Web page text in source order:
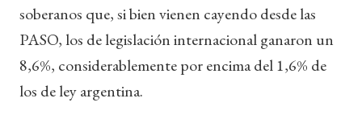
soberanos que, si bien vienen cayendo desde las
PASO, los de legislación internacional ganaron un
8,6%, considerablemente por encima del 1,6% de
los de ley argentina.